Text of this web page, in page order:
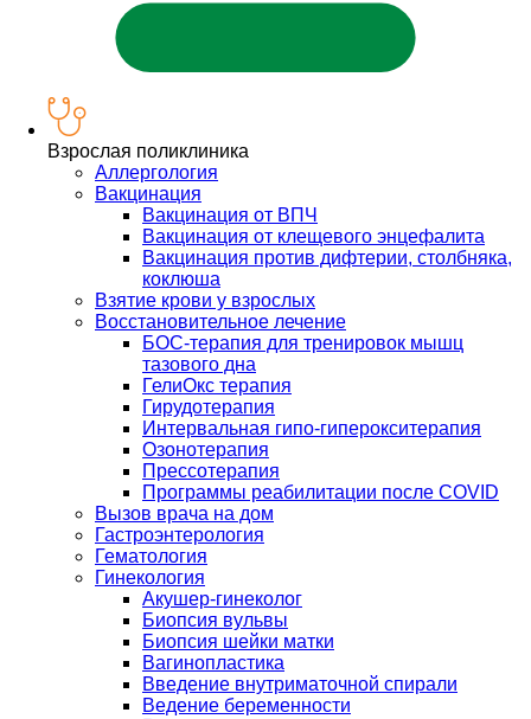
Взрослая поликлиника
Аллергология
Вакцинация
Вакцинация от ВПЧ
Вакцинация от клещевого энцефалита
Вакцинация против дифтерии, столбняка,
коклюша
Взятие крови у взрослых
Восстановительное лечение
БОС-терапия для тренировок мышц
тазового дна
ГелиОкс терапия
Гирудотерапия
Интервальная гипо-гиперокситерапия
Озонотерапия
Прессотерапия
Программы реабилитации после СOVID
Вызов врача на дом
Гастроэнтерология
Гематология
Гинекология
Акушер-гинеколог
Биопсия вульвы
Биопсия шейки матки
Вагинопластика
Введение внутриматочной спирали
Ведение беременности